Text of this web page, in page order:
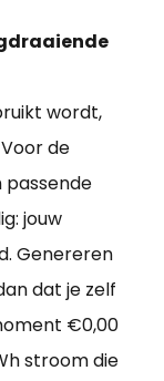
wordt,
de
passende
jouw
Genereren
dat je zelf
€0,00
stroom die